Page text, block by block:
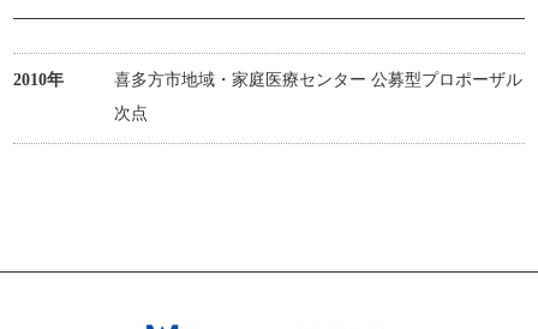
2010年
喜多方市地域・家庭医療センター 公募型プロポーザル
次点